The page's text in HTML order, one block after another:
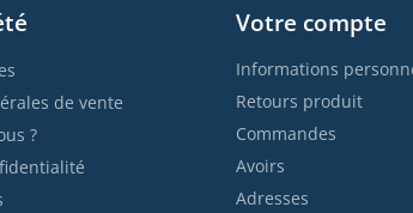
de vente
?
Votre compte
Informations
Retours produit
Commandes
Avoirs
Adresses